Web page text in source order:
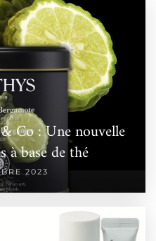
Co : Une nouvelle
à base de thé
2023